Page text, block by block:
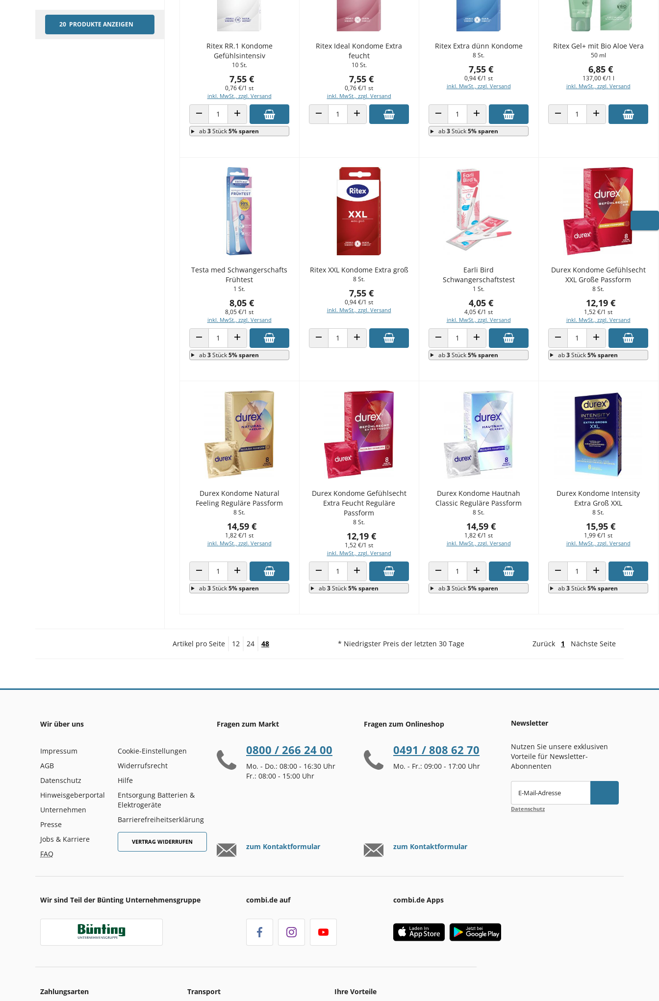
20 PRODUKTE ANZEIGEN
Ritex RR.1 Kondome
Gefühlsintensiv
10 St.
7,55 €
0,76 €/1 st
inkl. MwSt., zzgl. Versand
ANZAHL VERRINGERNANZAHL ERHÖHEN
ab3Stück5% sparen
Ritex Ideal Kondome Extra
feucht
10 St.
7,55 €
0,76 €/1 st
inkl. MwSt., zzgl. Versand
ANZAHL VERRINGERNANZAHL ERHÖHEN
Ritex Extra dünn Kondome
8 St.
7,55 €
0,94 €/1 st
inkl. MwSt., zzgl. Versand
ANZAHL VERRINGERNANZAHL ERHÖHEN
ab3Stück5% sparen
Ritex Gel+ mit Bio Aloe Vera
50 ml
6,85 €
137,00 €/1 l
inkl. MwSt., zzgl. Versand
ANZAHL VERRINGERNANZAHL ERHÖHEN
Testa med Schwangerschafts
Frühtest
1 St.
8,05 €
8,05 €/1 st
inkl. MwSt., zzgl. Versand
ANZAHL VERRINGERNANZAHL ERHÖHEN
ab3Stück5% sparen
Ritex XXL Kondome Extra groß
8 St.
7,55 €
0,94 €/1 st
inkl. MwSt., zzgl. Versand
ANZAHL VERRINGERNANZAHL ERHÖHEN
Earli Bird
Schwangerschaftstest
1 St.
4,05 €
4,05 €/1 st
inkl. MwSt., zzgl. Versand
ANZAHL VERRINGERNANZAHL ERHÖHEN
ab3Stück5% sparen
Durex Kondome Gefühlsecht
XXL Große Passform
8 St.
12,19 €
1,52 €/1 st
inkl. MwSt., zzgl. Versand
ANZAHL VERRINGERNANZAHL ERHÖHEN
ab3Stück5% sparen
Durex Kondome Natural
Feeling Reguläre Passform
8 St.
14,59 €
1,82 €/1 st
inkl. MwSt., zzgl. Versand
ANZAHL VERRINGERNANZAHL ERHÖHEN
ab3Stück5% sparen
Durex Kondome Gefühlsecht
Extra Feucht Reguläre
Passform
8 St.
12,19 €
1,52 €/1 st
inkl. MwSt., zzgl. Versand
ANZAHL VERRINGERNANZAHL ERHÖHEN
ab3Stück5% sparen
Durex Kondome Hautnah
Classic Reguläre Passform
8 St.
14,59 €
1,82 €/1 st
inkl. MwSt., zzgl. Versand
ANZAHL VERRINGERNANZAHL ERHÖHEN
ab3Stück5% sparen
Durex Kondome Intensity
Extra Groß XXL
8 St.
15,95 €
1,99 €/1 st
inkl. MwSt., zzgl. Versand
ANZAHL VERRINGERNANZAHL ERHÖHEN
ab3Stück5% sparen
Artikel pro Seite 12 24 48 * Niedrigster Preis der letzten 30 Tage Zurück 1 Nächste Seite
Wir über uns
Impressum
AGB
Datenschutz
Hinweisgeberportal
Unternehmen
Presse
Jobs & Karriere
FAQ
Cookie-Einstellungen
Widerrufsrecht
Hilfe
Entsorgung Batterien &
Elektrogeräte
Barrierefreiheitserklärung
VERTRAG WIDERRUFEN
Fragen zum Markt
0800 / 266 24 00
Mo. - Do.: 08:00 - 16:30 Uhr
Fr.: 08:00 - 15:00 Uhr
zum Kontaktformular
Fragen zum Onlineshop
0491 / 808 62 70
Mo. - Fr.: 09:00 - 17:00 Uhr
zum Kontaktformular
Newsletter
Nutzen Sie unsere exklusiven
Vorteile für Newsletter-
Abonnenten
E-Mail-Adresse
Datenschutz
Wir sind Teil der Bünting Unternehmensgruppe combi.de auf combi.de Apps
Zahlungsarten Transport Ihre Vorteile